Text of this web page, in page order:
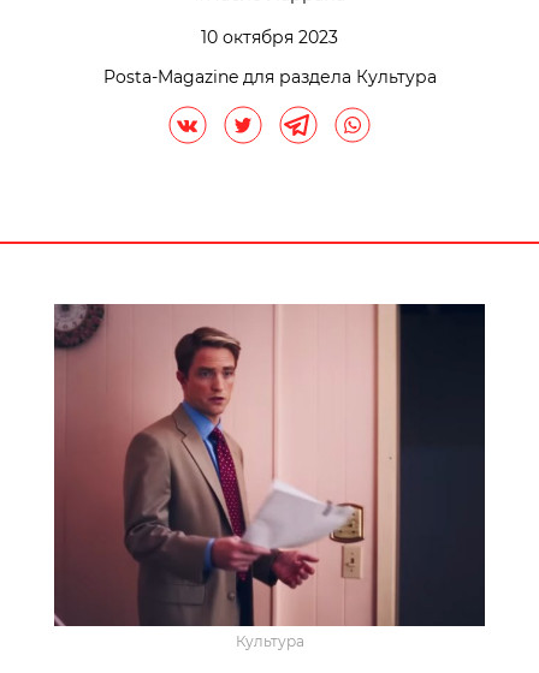
10 октября 2023
Posta-Magazine для раздела Культура
Культура